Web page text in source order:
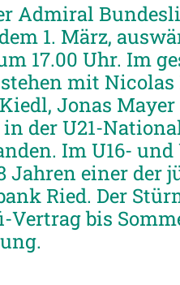
Admiral
1. März,
17.00 Uhr. Im
mit Nicolas
Jonas
in der U21-
Im U16-
Jahren einer der
Ried. Der
Vertrag bis